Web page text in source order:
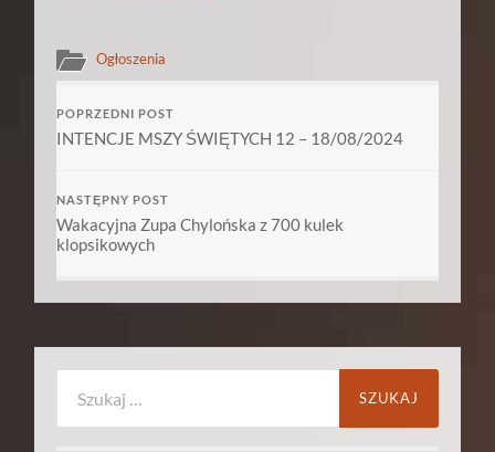
Ogłoszenia
POPRZEDNI POST
INTENCJE MSZY ŚWIĘTYCH 12 – 18/08/2024
NASTĘPNY POST
Wakacyjna Zupa Chylońska z 700 kulek
klopsikowych